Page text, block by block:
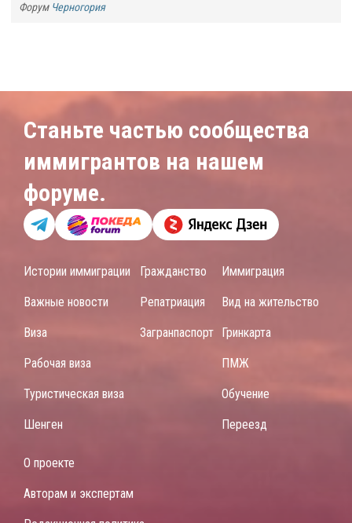
Форум Черногория
Станьте частью сообщества
иммигрантов на нашем
форуме.
Истории иммиграции
Важные новости
Виза
Рабочая виза
Туристическая виза
Шенген
Гражданство
Репатриация
Загранпаспорт
Иммиграция
Вид на жительство
Гринкарта
ПМЖ
Обучение
Переезд
О проекте
Авторам и экспертам